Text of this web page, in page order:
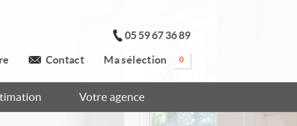
05 59 67 36 89
Contact Ma sélection 0
Votre agence